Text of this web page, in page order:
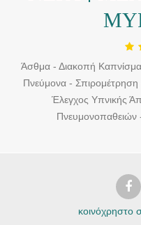
Άσθμα - Διακοπή
Πνεύμονα -
Έλεγχος Υπνικής
Πνευμονοπαθειών
κοινόχρηστο